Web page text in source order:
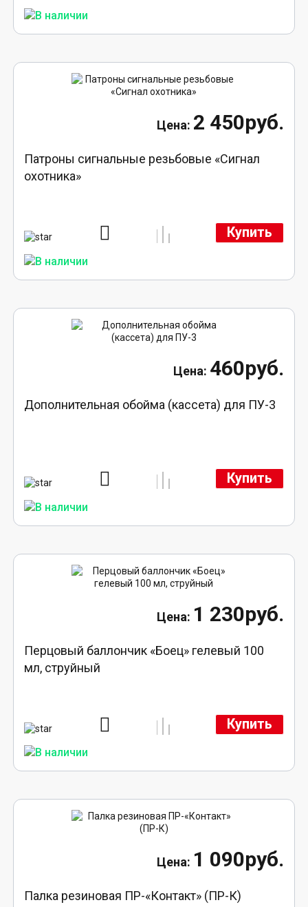
2 450руб.
Патроны сигнальные резьбовые «Сигнал
охотника»
Купить
460руб.
Дополнительная обойма (кассета) для ПУ-3
Купить
1 230руб.
Перцовый баллончик «Боец» гелевый 100
мл, струйный
Купить
1 090руб.
Палка резиновая ПР-«Контакт» (ПР-К)